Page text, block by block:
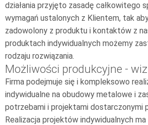
działania przyjęto zasadę całkowitego
wymagań ustalonych z Klientem, tak
zadowolony z produktu i kontaktów z
produktach indywidualnych możemy
rodzaju rozwiązania.
Możliwości produkcyjne -
Firma podejmuje się i kompleksowo
indywidualne na obudowy metalowe i
potrzebami i projektami dostarczonymi
Realizacja projektów indywidualnych